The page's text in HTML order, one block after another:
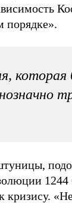
порядке».
которая
кризису.